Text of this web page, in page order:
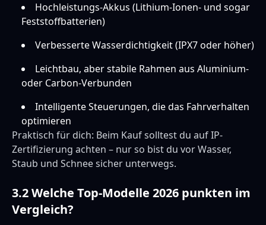
Hochleistungs-Akkus (Lithium-Ionen- und sogar
Feststoffbatterien)
Verbesserte Wasserdichtigkeit (IPX7 oder höher)
Leichtbau, aber stabile Rahmen aus Aluminium-
oder Carbon-Verbunden
Intelligente Steuerungen, die das Fahrverhalten
optimieren
Praktisch für dich: Beim Kauf solltest du auf IP-
Zertifizierung achten – nur so bist du vor Wasser,
Staub und Schnee sicher unterwegs.
3.2 Welche Top-Modelle 2026 punkten im
Vergleich?